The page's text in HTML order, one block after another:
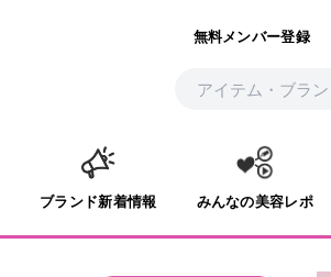
無料メンバー登録
ブランド新着情報 みんなの美容レポ